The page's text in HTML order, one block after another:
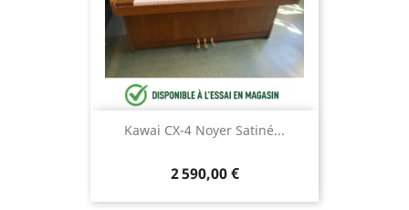
Kawai CX-4 Noyer Satiné...
2 590,00 €